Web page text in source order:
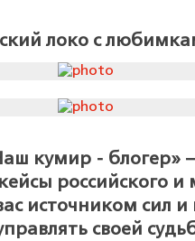
локо с
кумир - блогер»
российского
источником сил
своей